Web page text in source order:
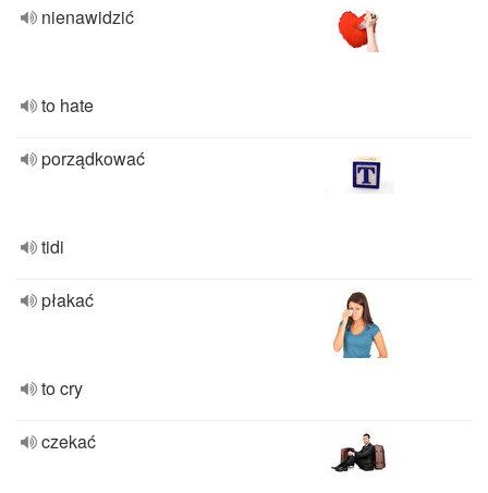
nienawidzić
to hate
porządkować
tidi
płakać
to cry
czekać